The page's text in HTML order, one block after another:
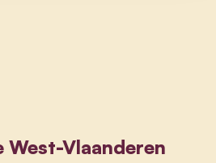
West-Vlaanderen